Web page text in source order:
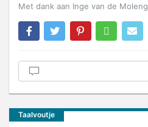
Met dank aan Inge van de
Taalvoutje